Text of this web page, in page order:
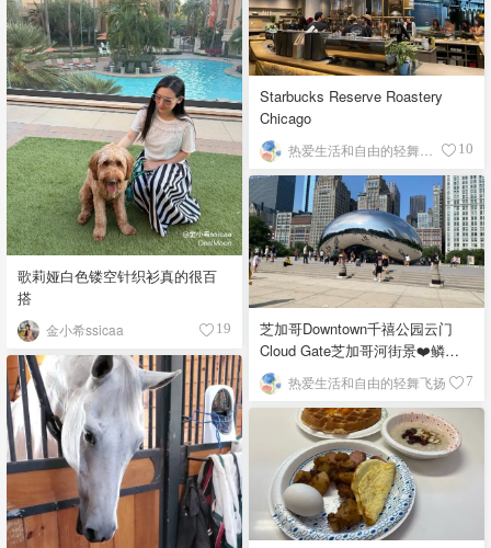
歌莉娅白色镂空针织衫真的很百
搭
金小希ssicaa 19
Starbucks Reserve Roastery
Chicago
10
芝加哥Downtown千禧公园云门
Cloud Gate芝加哥河街景❤️鳞次
栉比的高楼
热爱生活和自由的轻舞飞扬 7